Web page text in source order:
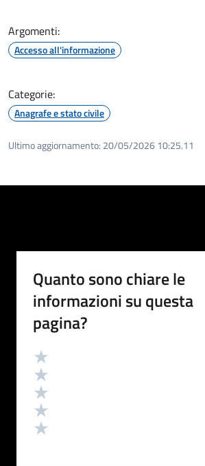
Argomenti:
Accesso all'informazione
Categorie:
Anagrafe e stato civile
Ultimo aggiornamento: 20/05/2026 10:25.11
Quanto sono chiare le
informazioni su questa
pagina?
Valutazione